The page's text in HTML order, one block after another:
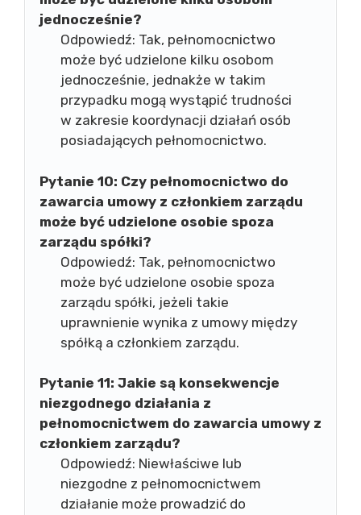
jednocześnie?
Odpowiedź: Tak, pełnomocnictwo
może być udzielone kilku osobom
jednocześnie, jednakże w takim
przypadku mogą wystąpić trudności
w zakresie koordynacji działań osób
posiadających pełnomocnictwo.
Pytanie 10: Czy pełnomocnictwo do
zawarcia umowy z członkiem zarządu
może być udzielone osobie spoza
zarządu spółki?
Odpowiedź: Tak, pełnomocnictwo
może być udzielone osobie spoza
zarządu spółki, jeżeli takie
uprawnienie wynika z umowy między
spółką a członkiem zarządu.
Pytanie 11: Jakie są konsekwencje
niezgodnego działania z
pełnomocnictwem do zawarcia umowy z
członkiem zarządu?
Odpowiedź: Niewłaściwe lub
niezgodne z pełnomocnictwem
działanie może prowadzić do